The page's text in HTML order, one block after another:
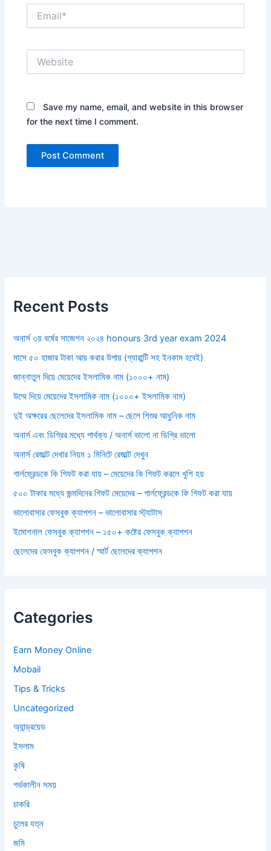
Save my name, email, and website in this browser
for the next time I comment.
Recent Posts
অনার্স ৩য় বর্ষের সাজেশন ২০২৪ honours 3rd year exam 2024
মাসে ৫০ হাজার টাকা আয় করার উপায় (গ্যারান্টি সহ ইনকাম হবেই)
জান্নাতুল দিয়ে মেয়েদের ইসলামিক নাম (১০০০+ নাম)
উম্মে দিয়ে মেয়েদের ইসলামিক নাম (১০০০+ ইসলামিক নাম)
দুই অক্ষরের ছেলেদের ইসলামিক নাম – ছেলে শিশুর আধুনিক নাম
অনার্স এবং ডিগ্রির মধ্যে পার্থক্য / অনার্স ভালো না ডিগ্রি ভালো
অনার্স রেজাল্ট দেখার নিয়ম ১ মিনিটে রেজাল্ট দেখুন
গার্লফ্রেন্ডকে কি গিফট করা যায় – মেয়েদের কি গিফট করলে খুশি হয়
৫০০ টাকার মধ্যে জন্মদিনের গিফট মেয়েদের – গার্লফ্রেন্ডকে কি গিফট করা যায়
ভালোবাসার ফেসবুক ক্যাপশন – ভালোবাসার স্ট্যাটাস
ইমোশনাল ফেসবুক ক্যাপশন – ১৫০+ কষ্টের ফেসবুক ক্যাপশন
ছেলেদের ফেসবুক ক্যাপশন / স্মার্ট ছেলেদের ক্যাপশন
Categories
Earn Money Online
Mobail
Tips & Tricks
Uncategorized
অ্যান্ড্রয়েড
ইসলাম
কৃষি
গর্ভকালীন সময়
চাকরি
চুলের যত্ন
জমি